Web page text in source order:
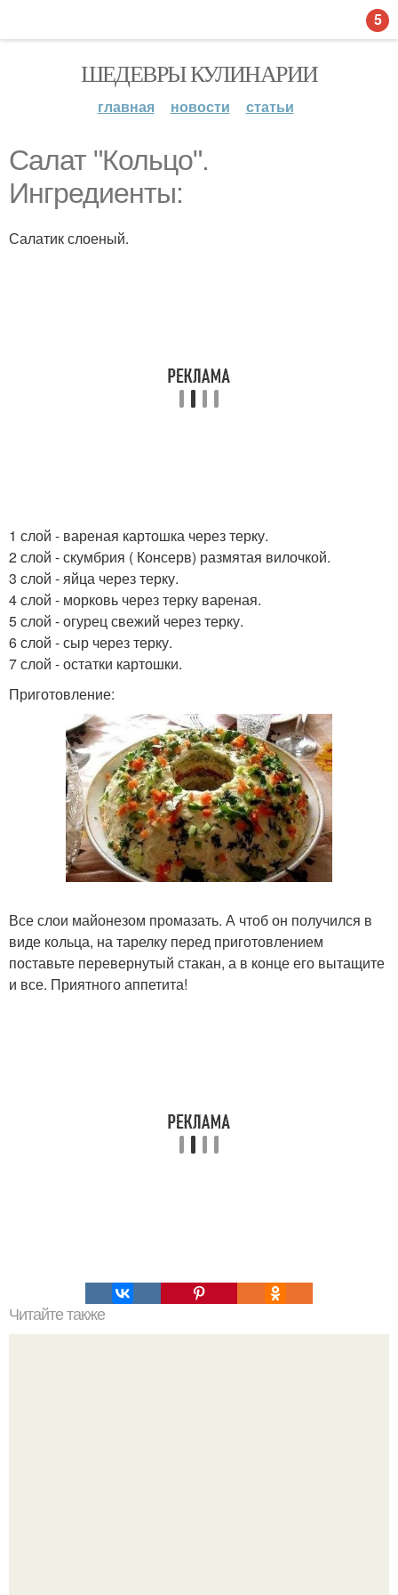
ШЕДЕВРЫ КУЛИНАРИИ
главная новости статьи
Салат "Кольцо".
Ингредиенты:
Салатик слоеный.
1 слой - вареная картошка через терку.
2 слой - скумбрия ( Консерв) размятая вилочкой.
3 слой - яйца через терку.
4 слой - морковь через терку вареная.
5 слой - огурец свежий через терку.
6 слой - сыр через терку.
7 слой - остатки картошки.
Приготовление:
Все слои майонезом промазать. А чтоб он получился в
виде кольца, на тарелку перед приготовлением
поставьте перевернутый стакан, а в конце его вытащите
и все. Приятного аппетита!
Читайте также
5